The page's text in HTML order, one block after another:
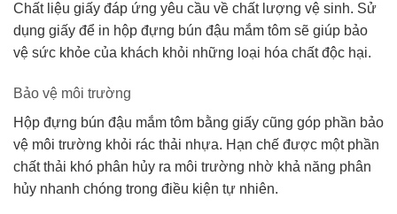
Chất liệu giấy đáp ứng yêu cầu về chất lượng vệ sinh. Sử
dụng giấy để in hộp đựng bún đậu mắm tôm sẽ giúp bảo
vệ sức khỏe của khách khỏi những loại hóa chất độc hại.
Bảo vệ môi trường
Hộp đựng bún đậu mắm tôm bằng giấy cũng góp phần bảo
vệ môi trường khỏi rác thải nhựa. Hạn chế được một phần
chất thải khó phân hủy ra môi trường nhờ khả năng phân
hủy nhanh chóng trong điều kiện tự nhiên.